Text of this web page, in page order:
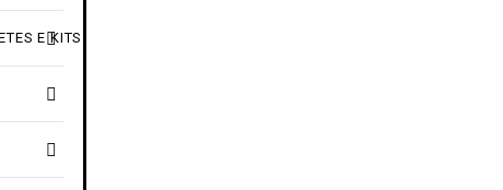

E KITS

